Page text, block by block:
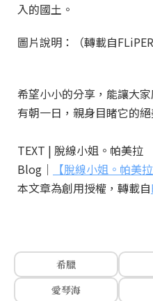
入的國土。
圖片說明：（轉載自
希望小小的分享，能讓大
有朝一日，親身目睹它的絕
TEXT | 脫線小姐。帕美拉
Blog｜
【脫線小姐。帕美拉
本文章為創用授權，轉載自
希臘
愛琴海